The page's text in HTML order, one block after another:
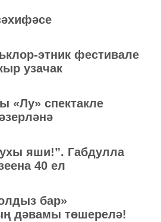
этник фестивале
узачак
«Лу» спектакле
яши!”. Габдулла
40 ел
бар»
дәвамы төшерелә!